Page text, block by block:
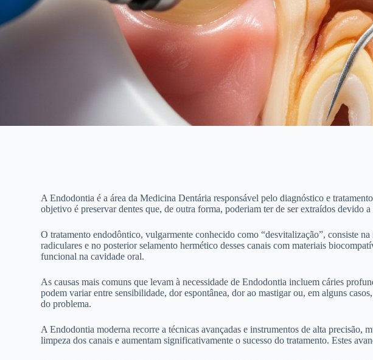
A Endodontia é a área da Medicina Dentária responsável pelo diagnóstico e
objetivo é preservar dentes que, de outra forma, poderiam ter de ser extraídos devido
O tratamento endodôntico, vulgarmente conhecido como “desvitalização”, consiste
radiculares e no posterior selamento hermético desses canais com materiais
funcional na cavidade oral.
As causas mais comuns que levam à necessidade de Endodontia incluem cáries
podem variar entre sensibilidade, dor espontânea, dor ao mastigar ou, em alguns
do problema.
A Endodontia moderna recorre a técnicas avançadas e instrumentos de alta
limpeza dos canais e aumentam significativamente o sucesso do tratamento. Estes